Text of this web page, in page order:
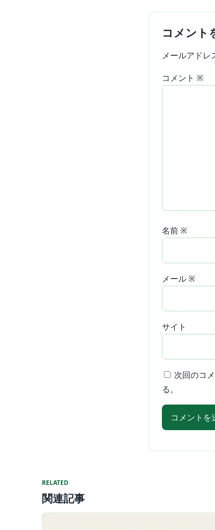
コメント
メールアドレ
コメント ※
名前 ※
メール ※
サイト
次回のコ
る。
RELATED
関連記事